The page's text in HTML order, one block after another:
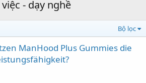
- dạy nghề
Bộ lọc
ManHood Plus Gummies die